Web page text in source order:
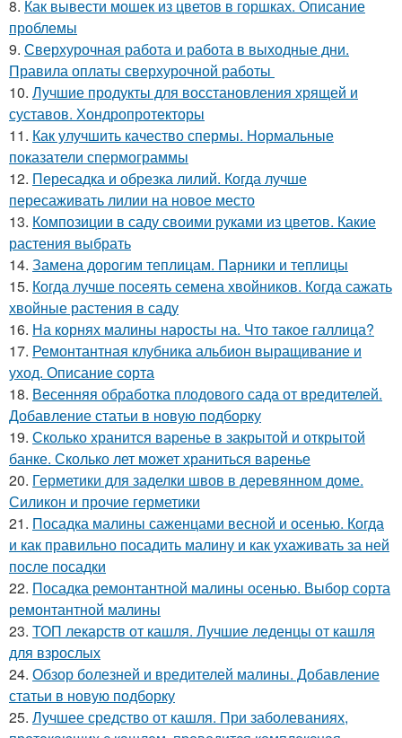
8. Как вывести мошек из цветов в горшках. Описание
проблемы
9. Сверхурочная работа и работа в выходные дни.
Правила оплаты сверхурочной работы
10. Лучшие продукты для восстановления хрящей и
суставов. Хондропротекторы
11. Как улучшить качество спермы. Нормальные
показатели спермограммы
12. Пересадка и обрезка лилий. Когда лучше
пересаживать лилии на новое место
13. Композиции в саду своими руками из цветов. Какие
растения выбрать
14. Замена дорогим теплицам. Парники и теплицы
15. Когда лучше посеять семена хвойников. Когда сажать
хвойные растения в саду
16. На корнях малины наросты на. Что такое галлица?
17. Ремонтантная клубника альбион выращивание и
уход. Описание сорта
18. Весенняя обработка плодового сада от вредителей.
Добавление статьи в новую подборку
19. Сколько хранится варенье в закрытой и открытой
банке. Сколько лет может храниться варенье
20. Герметики для заделки швов в деревянном доме.
Силикон и прочие герметики
21. Посадка малины саженцами весной и осенью. Когда
и как правильно посадить малину и как ухаживать за ней
после посадки
22. Посадка ремонтантной малины осенью. Выбор сорта
ремонтантной малины
23. ТОП лекарств от кашля. Лучшие леденцы от кашля
для взрослых
24. Обзор болезней и вредителей малины. Добавление
статьи в новую подборку
25. Лучшее средство от кашля. При заболеваниях,